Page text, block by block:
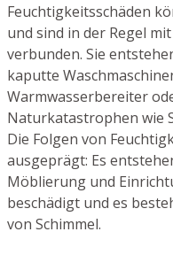
Feuchtigkeitsschäden
und sind in der Regel
verbunden. Sie
kaputte
Warmwasserbereiter
Naturkatastrophen wie
Die Folgen von
ausgeprägt: Es
Möblierung und
beschädigt und es
von Schimmel.